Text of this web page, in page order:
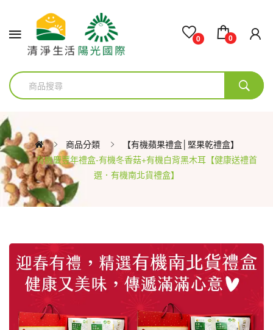
0 0
商品分類
【有機蘋果禮盒│堅果乾禮盒】
有機慶豐年禮盒-有機冬香菇+有機白背黑木耳【健康送禮首
選．有機南北貨禮盒】